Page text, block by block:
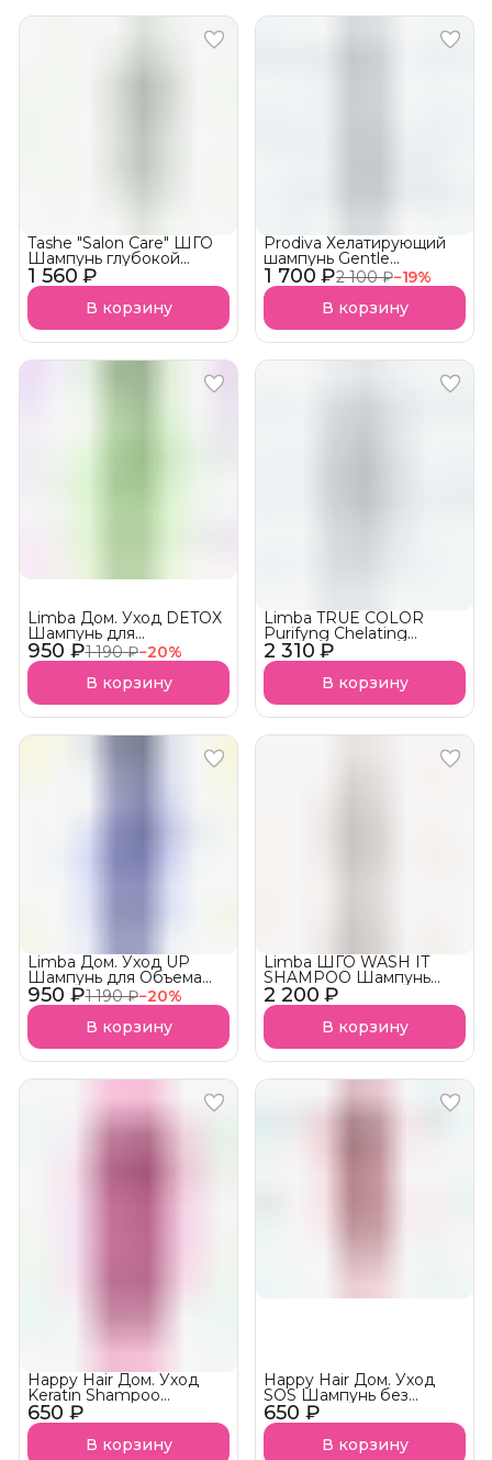
1 560 ₽
Tashe "Salon Care" ШГО
Шампунь глубокой
очистки PH 5,0-5,5
В корзину
1 700 ₽2 100 ₽−19%
Prodiva Хелатирующий
шампунь Gentle
Chelating Shampoo PRO!
АКЦИЯ!
В корзину
950 ₽1 190 ₽−20%
Limba Дом. Уход DETOX
Шампунь для
нормальной и жирной
кожи головы Oily Hair
Cleansing АКЦИЯ!
В корзину
2 310 ₽
Limba TRUE COLOR
Purifyng Chelating
Shampoo Хелатирующий
шампунь
В корзину
950 ₽1 190 ₽−20%
Limba Дом. Уход UP
Шампунь для Объема
PURE VOLUM
SHAMPOO АКЦИЯ!
В корзину
2 200 ₽
Limba ШГО WASH IT
SHAMPOO Шампунь
Глубокой Очистки ph 6.0-
7.0
В корзину
650 ₽
Happy Hair Дом. Уход
Keratin Shampoo
Шампунь
В корзину
650 ₽
Happy Hair Дом. Уход
SOS Шампунь без
сульфатов
В корзину